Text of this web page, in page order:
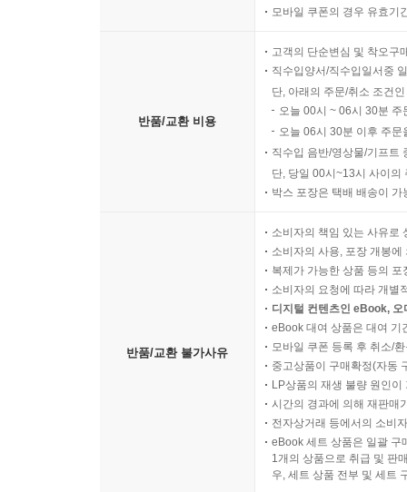
모바일 쿠폰의 경우 유효기
반품/교환 비용
고객의 단순변심 및 착오구
직수입양서/직수입일서중
단, 아래의 주문/취소 조건
오늘 00시 ~ 06시 30분
오늘 06시 30분 이후 주
직수입 음반/영상물/기프트
단, 당일 00시~13시 사이의
박스 포장은 택배 배송이
반품/교환 불가사유
소비자의 책임 있는 사유로
소비자의 사용, 포장 개봉
복제가 가능한 상품 등의
소비자의 요청에 따라 개별
디지털 컨텐츠인 eBook,
eBook 대여 상품은 대여 기
모바일 쿠폰 등록 후 취소/
중고상품이 구매확정(자동
LP상품의 재생 불량 원인
시간의 경과에 의해 재판매
전자상거래 등에서의 소비
eBook 세트 상품은 일괄 구
1개의 상품으로 취급 및 판
우, 세트 상품 전부 및 세트